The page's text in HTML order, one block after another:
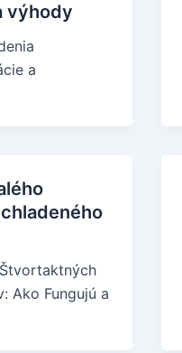
výhody
a
Ako Fungujú a